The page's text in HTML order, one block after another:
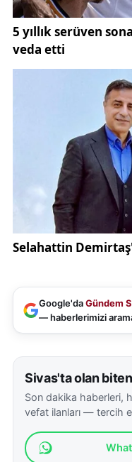
Google'daGündem
— haberlerimizi
Sivas'ta olan
Son dakika haberleri,
vefat ilanları — tercih